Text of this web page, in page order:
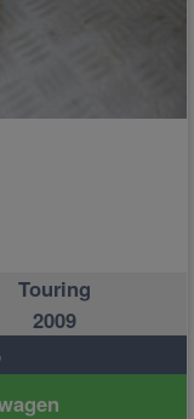
Touring
2009